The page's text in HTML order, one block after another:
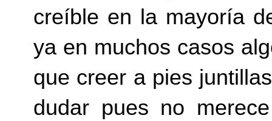
creíble en la mayoría
ya en muchos casos
que creer a pies
dudar pues no